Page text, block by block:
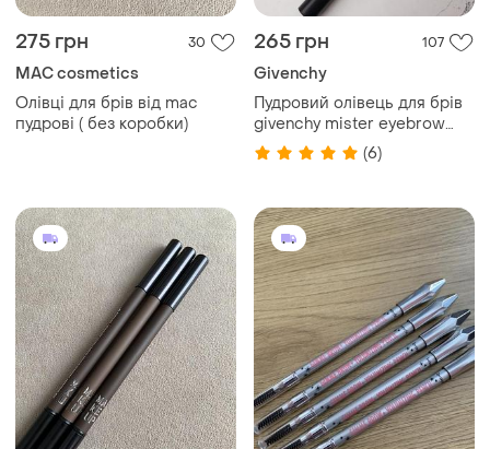
275 грн 30
MAC cosmetics
Олівці для брів від mac
пудрові ( без коробки)
265 грн 107
Givenchy
Пудровий олівець для брів
givenchy mister eyebrow
powder pencil (6)